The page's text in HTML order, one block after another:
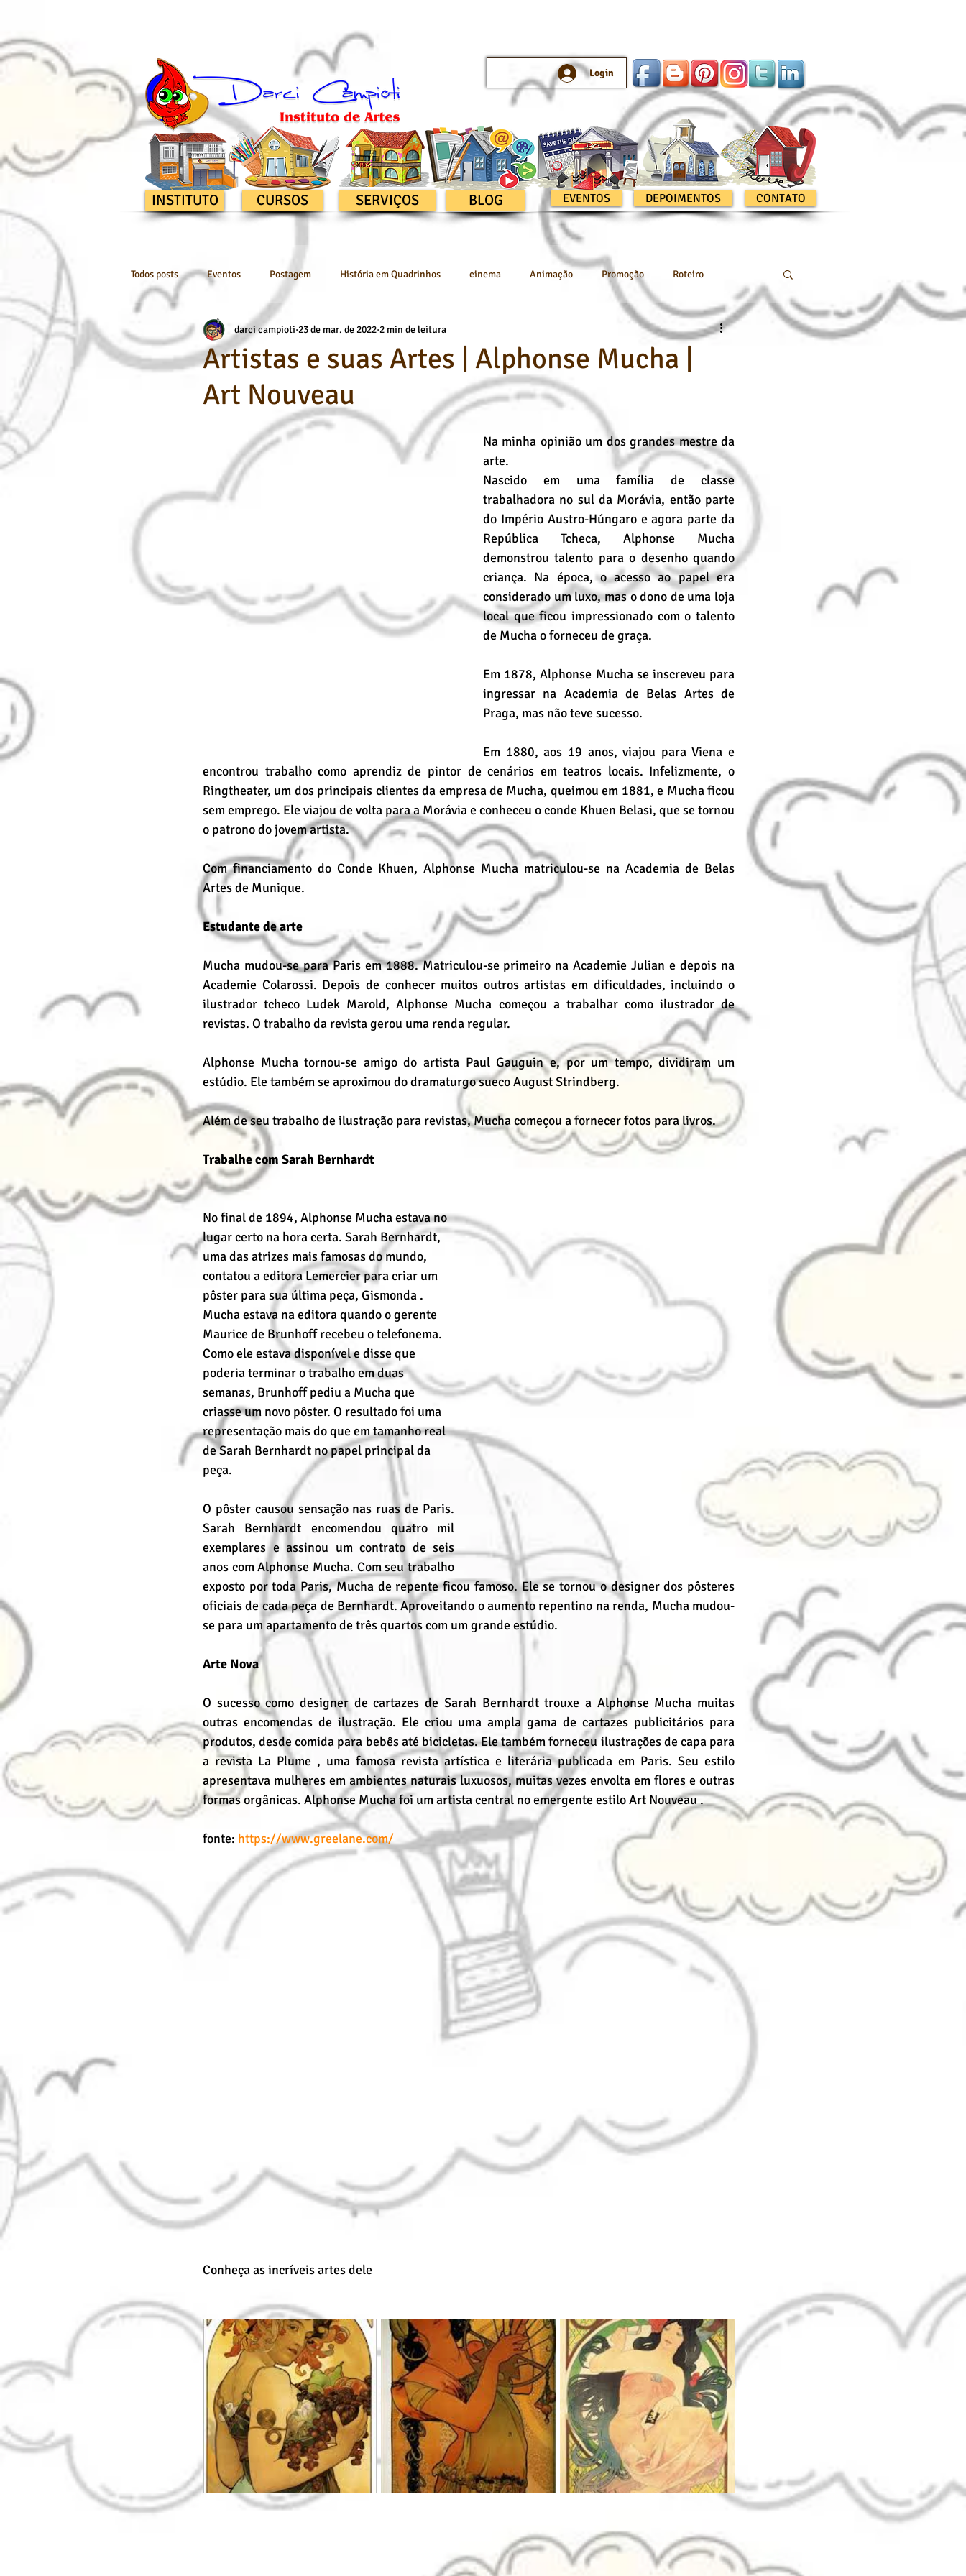
Login
INSTITUTO CURSOS SERVIÇOS BLOG EVENTOS DEPOIMENTOS CONTATO
Todos posts Eventos Postagem História em Quadrinhos cinema Animação Promoção Roteiro
Aerografia Habilidade Específica Básicos Kids deuses Cursos Online Desenho Básico
Dicas de Arte / Desenho Cursos Desenho Artístico Cursos de Desenho Pintura a Óleo
Artistas e suas Artes | Alphonse Mucha |
Art Nouveau
darci campioti 23 de mar. de 2022 2 min de leitura
Na minha opinião um dos grandes mestre da
arte.
Nascido em uma família de classe
trabalhadora no sul da Morávia, então parte
do Império Austro-Húngaro e agora parte da
República Tcheca, Alphonse Mucha
demonstrou talento para o desenho quando
criança. Na época, o acesso ao papel era
considerado um luxo, mas o dono de uma loja
local que ficou impressionado com o talento
de Mucha o forneceu de graça.
Em 1878, Alphonse Mucha se inscreveu para
ingressar na Academia de Belas Artes de
Praga, mas não teve sucesso.
Em 1880, aos 19 anos, viajou para Viena e
encontrou trabalho como aprendiz de pintor de cenários em teatros locais. Infelizmente, o
Ringtheater, um dos principais clientes da empresa de Mucha, queimou em 1881, e Mucha ficou
sem emprego. Ele viajou de volta para a Morávia e conheceu o conde Khuen Belasi, que se tornou
o patrono do jovem artista.
Com financiamento do Conde Khuen, Alphonse Mucha matriculou-se na Academia de Belas
Artes de Munique.
Estudante de arte
Mucha mudou-se para Paris em 1888. Matriculou-se primeiro na Academie Julian e depois na
Academie Colarossi. Depois de conhecer muitos outros artistas em dificuldades, incluindo o
ilustrador tcheco Ludek Marold, Alphonse Mucha começou a trabalhar como ilustrador de
revistas. O trabalho da revista gerou uma renda regular.
Alphonse Mucha tornou-se amigo do artista Paul Gauguin e, por um tempo, dividiram um
estúdio. Ele também se aproximou do dramaturgo sueco August Strindberg.
Além de seu trabalho de ilustração para revistas, Mucha começou a fornecer fotos para livros.
Trabalhe com Sarah Bernhardt
No final de 1894, Alphonse Mucha estava no
lugar certo na hora certa. Sarah Bernhardt,
uma das atrizes mais famosas do mundo,
contatou a editora Lemercier para criar um
pôster para sua última peça, Gismonda .
Mucha estava na editora quando o gerente
Maurice de Brunhoff recebeu o telefonema.
Como ele estava disponível e disse que
poderia terminar o trabalho em duas
semanas, Brunhoff pediu a Mucha que
criasse um novo pôster. O resultado foi uma
representação mais do que em tamanho real
de Sarah Bernhardt no papel principal da
peça.
O pôster causou sensação nas ruas de Paris.
Sarah Bernhardt encomendou quatro mil
exemplares e assinou um contrato de seis
anos com Alphonse Mucha. Com seu trabalho
exposto por toda Paris, Mucha de repente ficou famoso. Ele se tornou o designer dos pôsteres
oficiais de cada peça de Bernhardt. Aproveitando o aumento repentino na renda, Mucha mudou-
se para um apartamento de três quartos com um grande estúdio.
Arte Nova
O sucesso como designer de cartazes de Sarah Bernhardt trouxe a Alphonse Mucha muitas
outras encomendas de ilustração. Ele criou uma ampla gama de cartazes publicitários para
produtos, desde comida para bebês até bicicletas. Ele também forneceu ilustrações de capa para
a revista La Plume , uma famosa revista artística e literária publicada em Paris. Seu estilo
apresentava mulheres em ambientes naturais luxuosos, muitas vezes envolta em flores e outras
formas orgânicas. Alphonse Mucha foi um artista central no emergente estilo Art Nouveau .
fonte: https://www.greelane.com/
Conheça as incríveis artes dele